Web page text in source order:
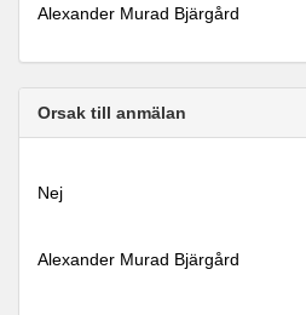
Alexander Murad Bjärgård
Orsak till anmälan
Nej
Alexander Murad Bjärgård